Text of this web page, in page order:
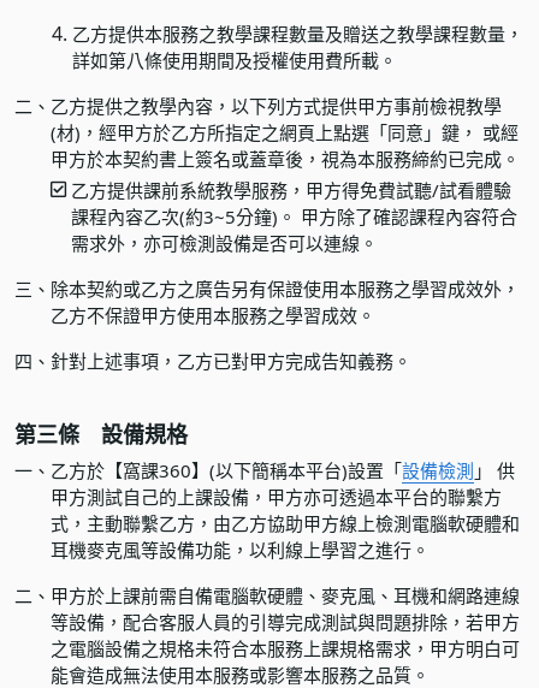
乙方提供本服務之教學課程數量及贈送之教學課程數量，
詳如第八條使用期間及授權使用費所載。
二、 乙方提供之教學內容，以下列方式提供甲方事前檢視教學
(材)，經甲方於乙方所指定之網頁上點選「同意」鍵， 或經
甲方於本契約書上簽名或蓋章後，視為本服務締約已完成。
乙方提供課前系統教學服務，甲方得免費試聽/試看體驗
課程內容乙次(約3~5分鐘)。 甲方除了確認課程內容符合
需求外，亦可檢測設備是否可以連線。
三、 除本契約或乙方之廣告另有保證使用本服務之學習成效外，
乙方不保證甲方使用本服務之學習成效。
四、 針對上述事項，乙方已對甲方完成告知義務。
第三條 設備規格
一、 乙方於【窩課360】(以下簡稱本平台)設置「設備檢測 」 供
甲方測試自己的上課設備，甲方亦可透過本平台的聯繫方
式，主動聯繫乙方，由乙方協助甲方線上檢測電腦軟硬體和
耳機麥克風等設備功能，以利線上學習之進行。
二、 甲方於上課前需自備電腦軟硬體、麥克風、耳機和網路連線
等設備，配合客服人員的引導完成測試與問題排除，若甲方
之電腦設備之規格未符合本服務上課規格需求，甲方明白可
能會造成無法使用本服務或影響本服務之品質。